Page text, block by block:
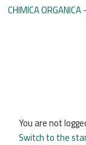
CHIMICA
You are not
Switch to the